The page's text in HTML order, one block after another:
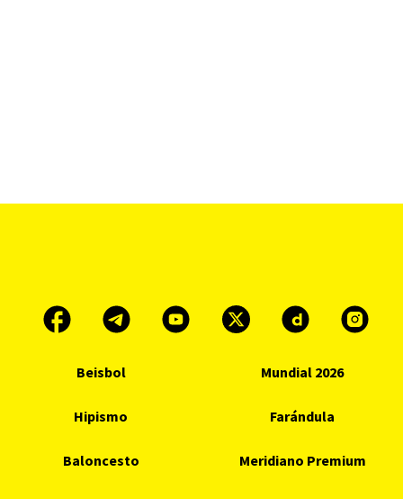
Beisbol Mundial 2026
Hipismo Farándula
Baloncesto Meridiano Premium